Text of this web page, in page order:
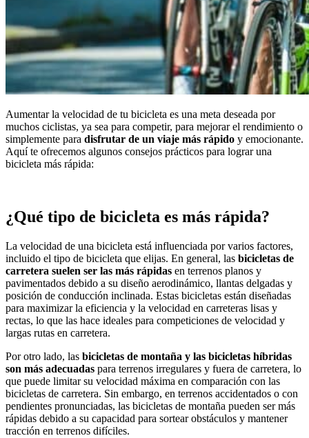
Aumentar la velocidad de tu bicicleta es una meta deseada por
muchos ciclistas, ya sea para competir, para mejorar el rendimiento o
simplemente para disfrutar de un viaje más rápido y emocionante.
Aquí te ofrecemos algunos consejos prácticos para lograr una
bicicleta más rápida:
¿Qué tipo de bicicleta es más rápida?
La velocidad de una bicicleta está influenciada por varios factores,
incluido el tipo de bicicleta que elijas. En general, las bicicletas de
carretera suelen ser las más rápidas en terrenos planos y
pavimentados debido a su diseño aerodinámico, llantas delgadas y
posición de conducción inclinada. Estas bicicletas están diseñadas
para maximizar la eficiencia y la velocidad en carreteras lisas y
rectas, lo que las hace ideales para competiciones de velocidad y
largas rutas en carretera.
Por otro lado, las bicicletas de montaña y las bicicletas híbridas
son más adecuadas para terrenos irregulares y fuera de carretera, lo
que puede limitar su velocidad máxima en comparación con las
bicicletas de carretera. Sin embargo, en terrenos accidentados o con
pendientes pronunciadas, las bicicletas de montaña pueden ser más
rápidas debido a su capacidad para sortear obstáculos y mantener
tracción en terrenos difíciles.